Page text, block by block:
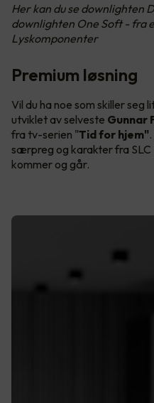
Her kan du se downlighten
downlighten One Soft - fra
Lyskomponenter
Premium løsning
Vil du ha noe som skiller seg
utviklet av selveste Gunnar
fra tv-serien "Tid for hjem"
særpreg og karakter fra SLC
kommer og går.